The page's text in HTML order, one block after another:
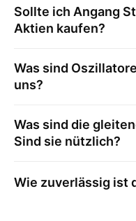
Sollte ich Angang
Aktien kaufen?
Was sind
uns?
Was sind die
Sind sie nützlich?
Wie zuverlässig ist